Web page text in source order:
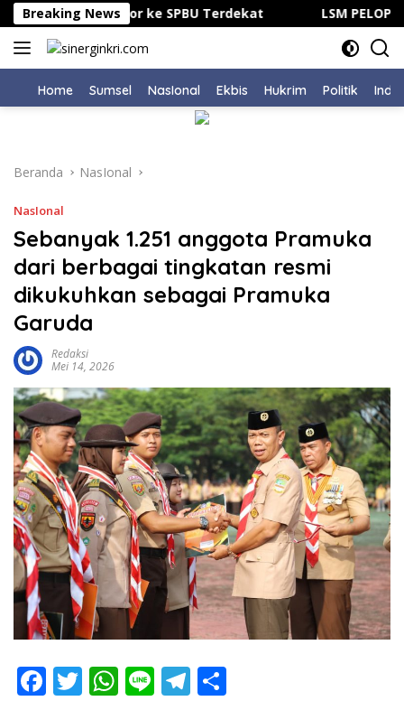
Langsung
ke
konten
Breaking News
Derek Motor ke SPBU Terdekat LSM PELOPOR
Home Sumsel NasIonal Ekbis Hukrim Politik
Beranda NasIonal
NasIonal
Sebanyak 1.251 anggota Pramuka
dari berbagai tingkatan resmi
dikukuhkan sebagai Pramuka
Garuda
Redaksi
Mei 14, 2026
F T W Li T